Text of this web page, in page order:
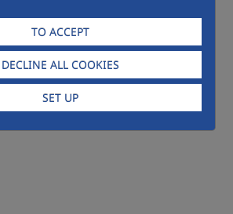
TO ACCEPT
DECLINE ALL COOKIES
SET UP